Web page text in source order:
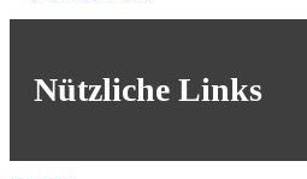
Nützliche Links